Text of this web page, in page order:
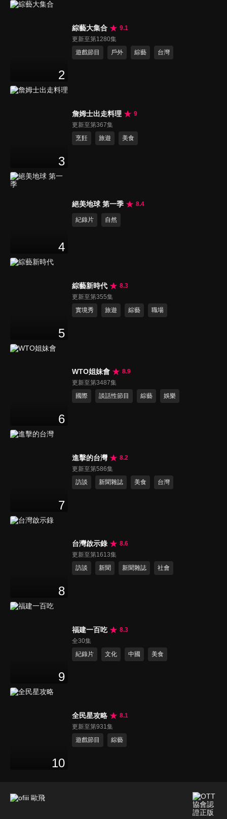
2
綜藝大集合
9.1
更新至第1280集
遊戲節目
戶外 綜藝 台灣
3
詹姆士出走料理
9
更新至第367集
烹飪
旅遊 美食
4
絕美地球 第一季 8.4
紀錄片 自然
5
綜藝新時代
8.3
更新至第355集
實境秀
旅遊 綜藝 職場
6
WTO姐妹會
8.9
更新至第3487集
國際
談話性節目 綜藝 娛樂
7
進擊的台灣
8.2
更新至第586集
訪談
新聞雜誌 美食 台灣
8
台灣啟示錄
8.6
更新至第1613集
訪談
新聞 新聞雜誌 社會
9
福建一百吃
8.3
全30集
紀錄片
文化 中國 美食
10
全民星攻略
8.1
更新至第931集
遊戲節目
綜藝